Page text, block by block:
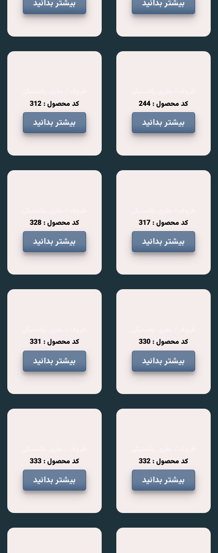
بیشتر بدانید بیشتر بدانید
کد محصول : 244
بیشتر بدانید
کد محصول : 312
بیشتر بدانید
کد محصول : 317
بیشتر بدانید
کد محصول : 328
بیشتر بدانید
کد محصول : 330
بیشتر بدانید
کد محصول : 331
بیشتر بدانید
کد محصول : 332
بیشتر بدانید
کد محصول : 333
بیشتر بدانید